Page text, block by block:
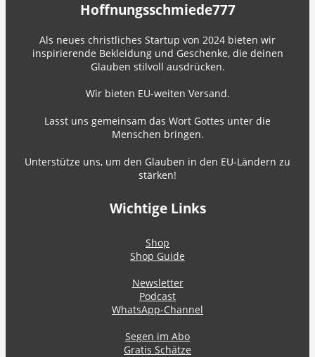
Hoffnungsschmiede777
Als neues christliches Startup von 2024 bieten wir
inspirierende Bekleidung und Geschenke, die deinen
Glauben stilvoll ausdrücken.
Wir bieten EU-weiten Versand.
Lasst uns gemeinsam das Wort Gottes unter die
Menschen bringen.
Unterstütze uns, um den Glauben in den EU-Ländern zu
stärken!
Wichtige Links
Shop
Shop Guide
Newsletter
Podcast
WhatsApp-Channel
Segen im Abo
Gratis Schätze